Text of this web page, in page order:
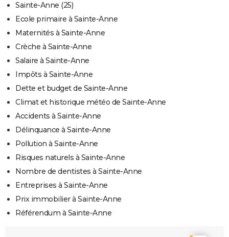
Sainte-Anne (25)
Ecole primaire à Sainte-Anne
Maternités à Sainte-Anne
Crèche à Sainte-Anne
Salaire à Sainte-Anne
Impôts à Sainte-Anne
Dette et budget de Sainte-Anne
Climat et historique météo de Sainte-Anne
Accidents à Sainte-Anne
Délinquance à Sainte-Anne
Pollution à Sainte-Anne
Risques naturels à Sainte-Anne
Nombre de dentistes à Sainte-Anne
Entreprises à Sainte-Anne
Prix immobilier à Sainte-Anne
Référendum à Sainte-Anne